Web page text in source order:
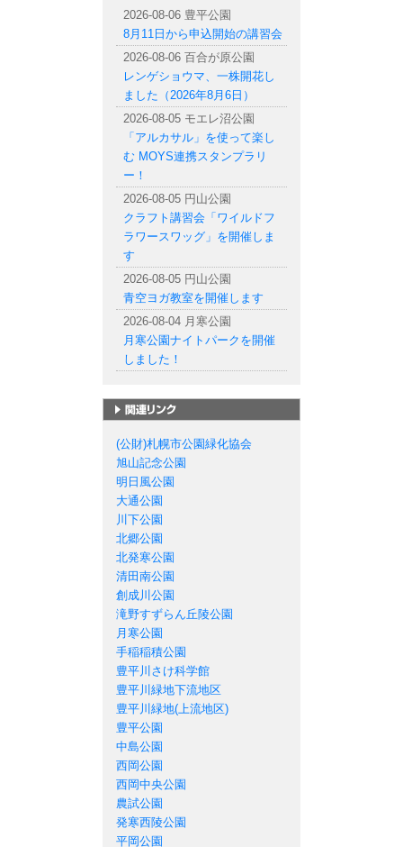
2026-08-06 豊平公園
8月11日から申込開始の講習会
2026-08-06 百合が原公園
レンゲショウマ、一株開花し
ました（2026年8月6日）
2026-08-05 モエレ沼公園
「アルカサル」を使って楽し
む MOYS連携スタンプラリ
ー！
2026-08-05 円山公園
クラフト講習会「ワイルドフ
ラワースワッグ」を開催しま
す
2026-08-05 円山公園
青空ヨガ教室を開催します
2026-08-04 月寒公園
月寒公園ナイトパークを開催
しました！
(公財)札幌市公園緑化協会
旭山記念公園
明日風公園
大通公園
川下公園
北郷公園
北発寒公園
清田南公園
創成川公園
滝野すずらん丘陵公園
月寒公園
手稲稲積公園
豊平川さけ科学館
豊平川緑地下流地区
豊平川緑地(上流地区)
豊平公園
中島公園
西岡公園
西岡中央公園
農試公園
発寒西陵公園
平岡公園